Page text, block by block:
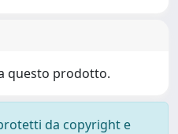
questo prodotto.
da copyright e